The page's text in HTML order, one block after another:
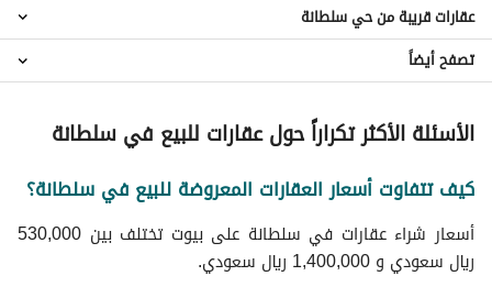
عقارات استوديو للبيع في حي سلطانة
عقارات 3 غرف نوم للبيع في حي سلطانة
عقارات 4 غرف نوم للبيع في حي سلطانة
عقارات 6 غرف نوم للبيع في حي سلطانة
فلل للبيع في حي سلطانة
عقارات حي العقيق
عقارات حي العرين
عقارات حي المروج
عقارات حي الرونق
عقارات حي الربوة
عقارات حي المنهل
عقارات حي ذرة
عقارات حي النصب
عقارات حي الوادي
عقارات قريبة من حي سلطانة
عقارات للايجار في حي سلطانة
تصفح أيضاً
الأسئلة الأكثر تكراراً حول عقارات للبيع في سلطانة
كيف تتفاوت أسعار العقارات المعروضة للبيع في سلطانة؟
أسعار شراء عقارات في سلطانة على بيوت تختلف بين 530,000
ريال سعودي و 1,400,000 ريال سعودي.